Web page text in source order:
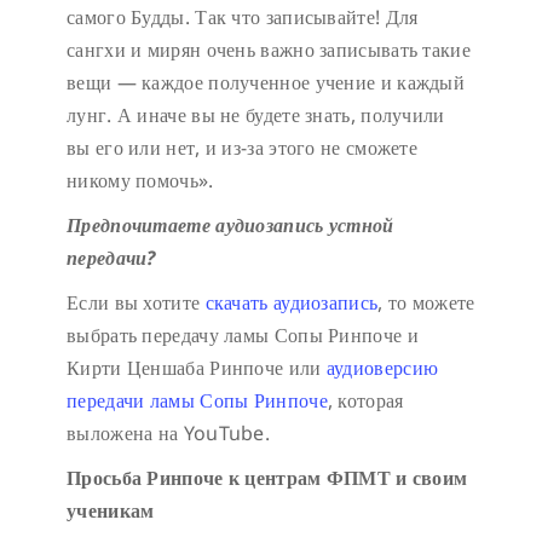
самого Будды. Так что записывайте! Для
сангхи и мирян очень важно записывать такие
вещи — каждое полученное учение и каждый
лунг. А иначе вы не будете знать, получили
вы его или нет, и из-за этого не сможете
никому помочь».
Предпочитаете аудиозапись устной
передачи?
Если вы хотите скачать аудиозапись, то можете
выбрать передачу ламы Сопы Ринпоче и
Кирти Ценшаба Ринпоче или аудиоверсию
передачи ламы Сопы Ринпоче, которая
выложена на YouTube.
Просьба Ринпоче к центрам ФПМТ и своим
ученикам